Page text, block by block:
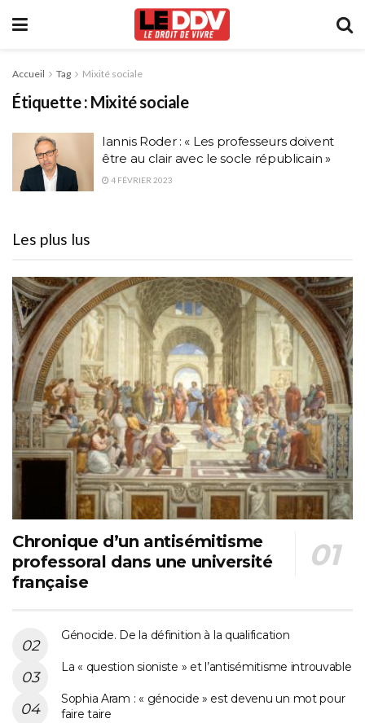
Accueil Tag Mixité sociale
Étiquette : Mixité sociale
Iannis Roder : « Les professeurs doivent
être au clair avec le socle républicain »
4 FÉVRIER 2023
Les plus lus
Chronique d’un antisémitisme
professoral dans une université
française
Génocide. De la définition à la qualification
La « question sioniste » et l’antisémitisme introuvable
Sophia Aram : « génocide » est devenu un mot pour
faire taire